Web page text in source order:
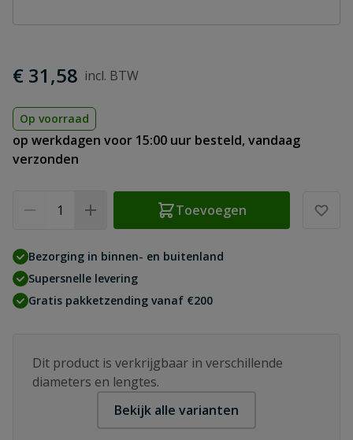
€ 31,58
Op voorraad
op werkdagen voor 15:00 uur besteld, vandaag
verzonden
Toevoegen
Bezorging in binnen- en buitenland
Supersnelle levering
Gratis pakketzending vanaf €200
Dit product is verkrijgbaar in verschillende
diameters en lengtes.
Bekijk alle varianten